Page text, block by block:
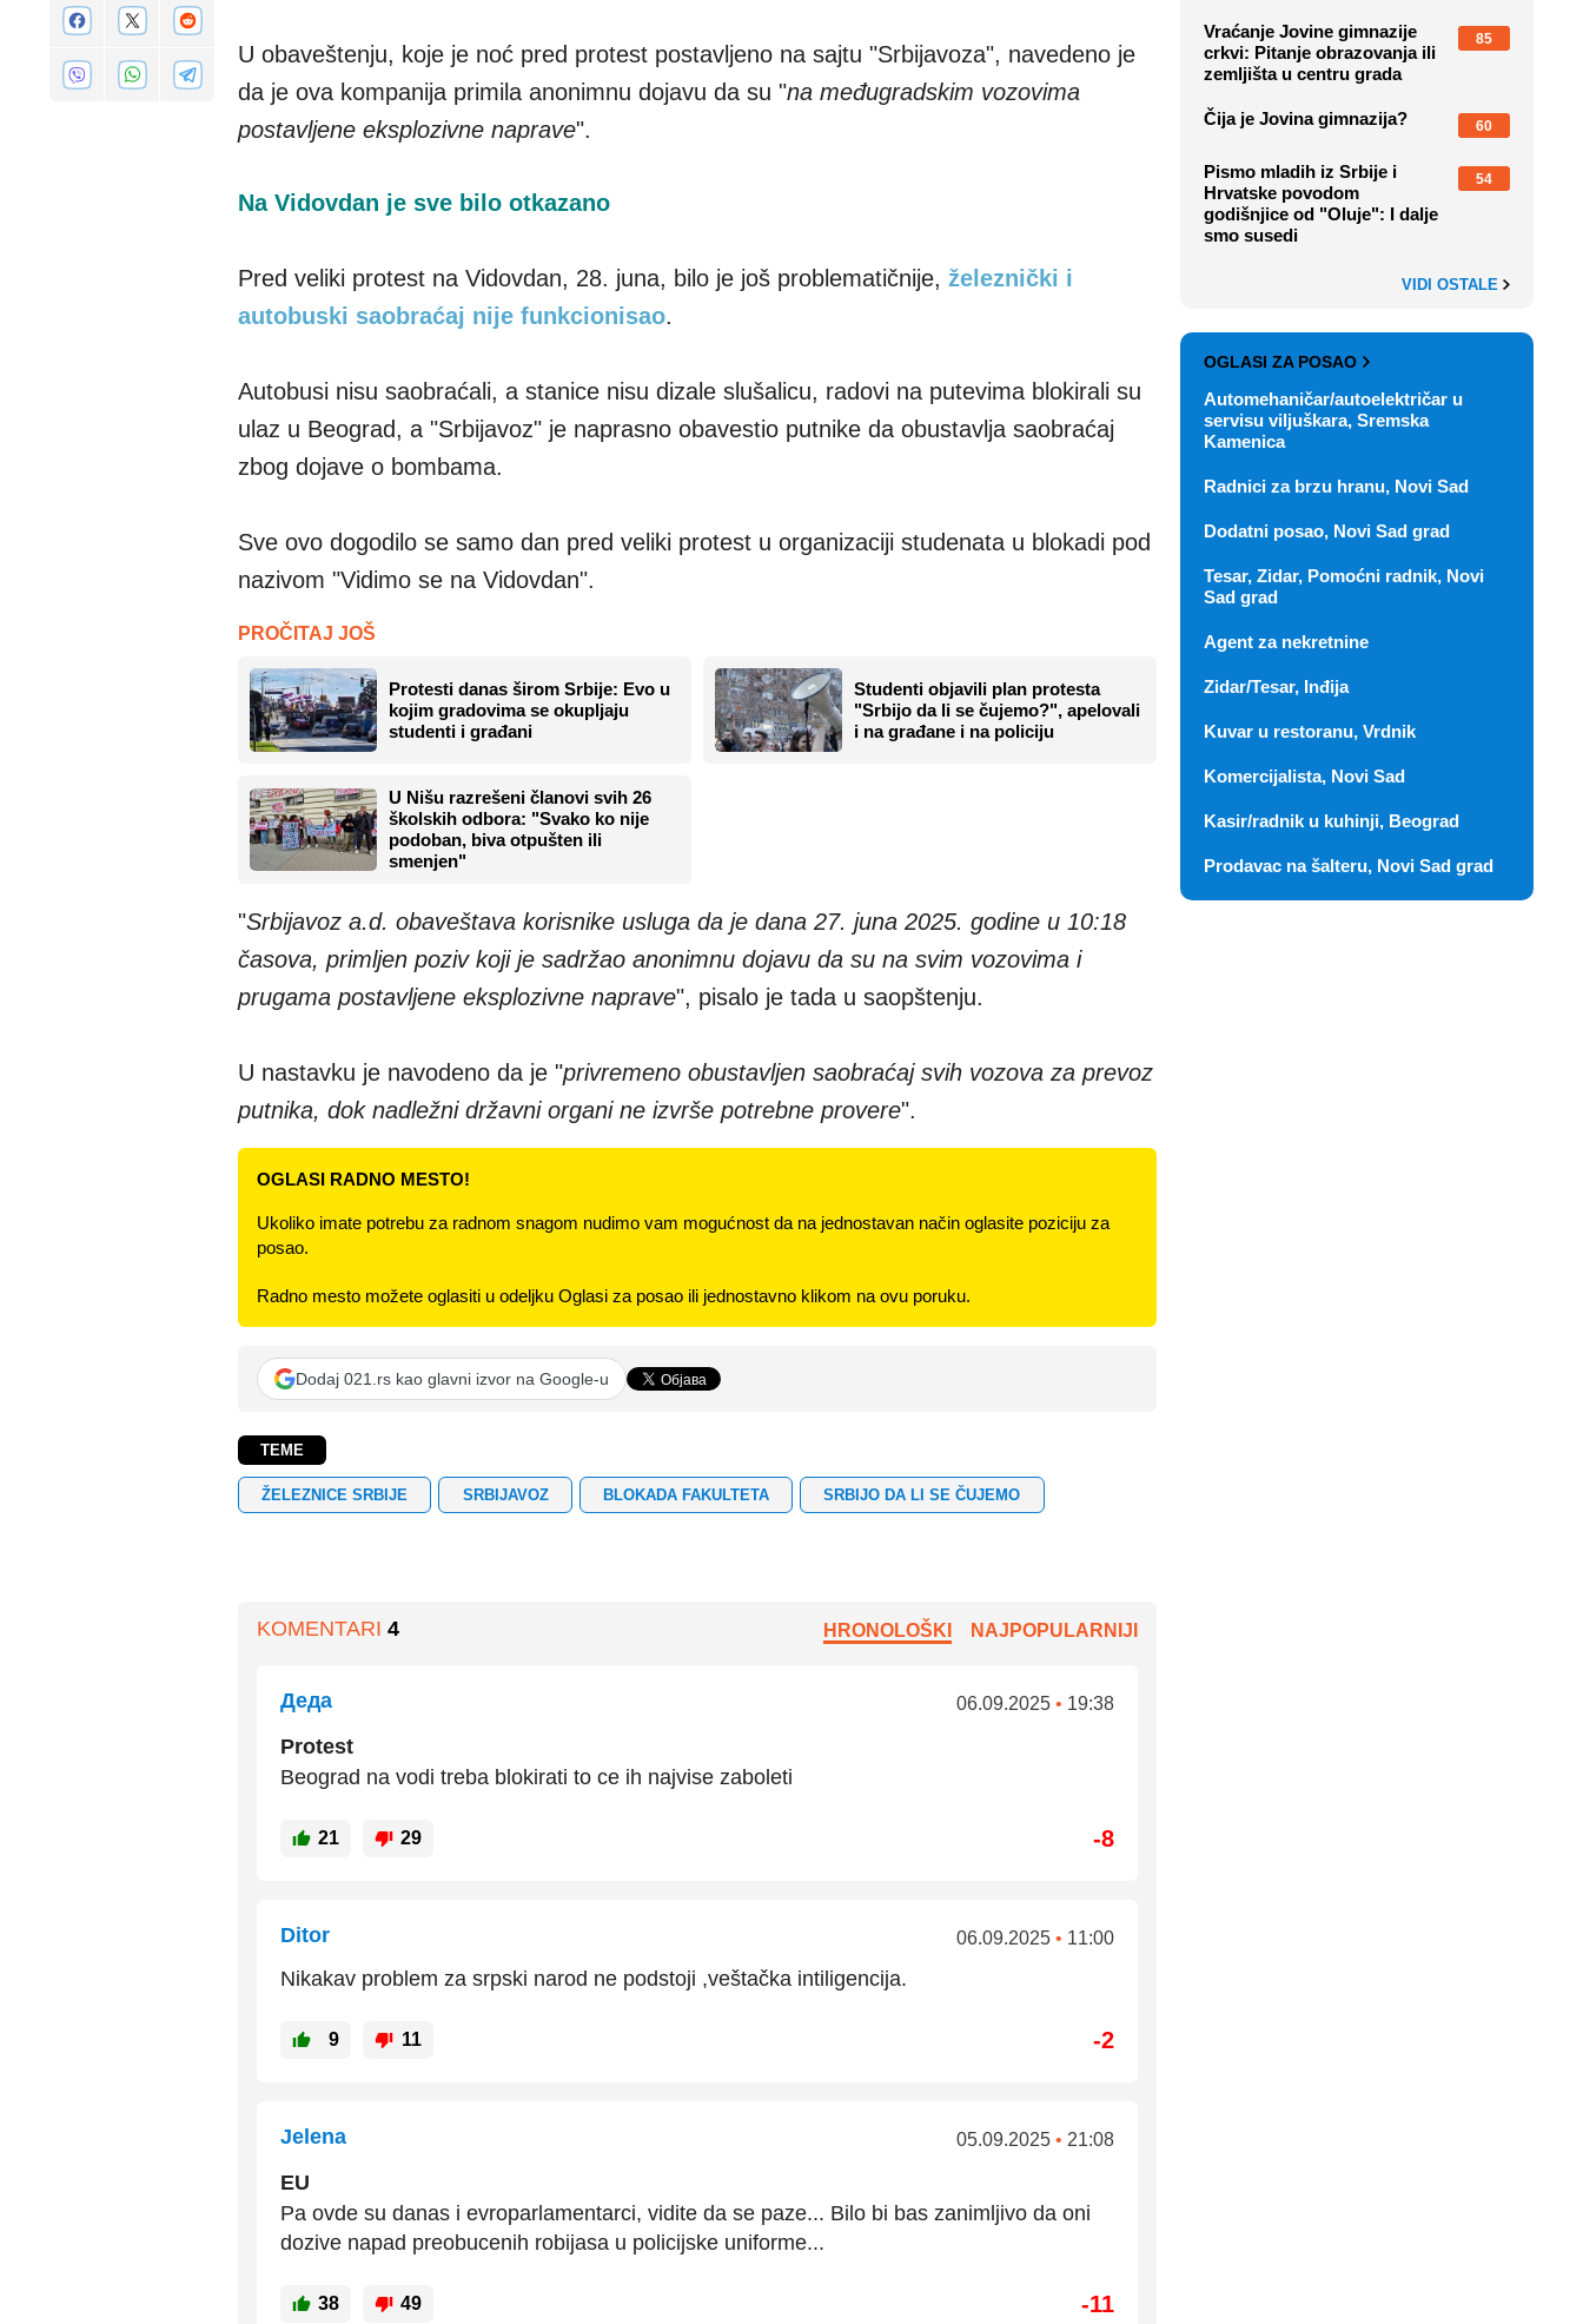
U obaveštenju, koje je noć pred protest postavljeno na sajtu "Srbijavoza", navedeno je
da je ova kompanija primila anonimnu dojavu da su "na međugradskim vozovima
postavljene eksplozivne naprave".
Na Vidovdan je sve bilo otkazano
Pred veliki protest na Vidovdan, 28. juna, bilo je još problematičnije, železnički i
autobuski saobraćaj nije funkcionisao.
Autobusi nisu saobraćali, a stanice nisu dizale slušalicu, radovi na putevima blokirali su
ulaz u Beograd, a "Srbijavoz" je naprasno obavestio putnike da obustavlja saobraćaj
zbog dojave o bombama.
Sve ovo dogodilo se samo dan pred veliki protest u organizaciji studenata u blokadi pod
nazivom "Vidimo se na Vidovdan".
PROČITAJ JOŠ
Protesti danas širom Srbije: Evo u
kojim gradovima se okupljaju
studenti i građani
Studenti objavili plan protesta
"Srbijo da li se čujemo?", apelovali
i na građane i na policiju
U Nišu razrešeni članovi svih 26
školskih odbora: "Svako ko nije
podoban, biva otpušten ili
smenjen"
"Srbijavoz a.d. obaveštava korisnike usluga da je dana 27. juna 2025. godine u 10:18
časova, primljen poziv koji je sadržao anonimnu dojavu da su na svim vozovima i
prugama postavljene eksplozivne naprave", pisalo je tada u saopštenju.
U nastavku je navodeno da je "privremeno obustavljen saobraćaj svih vozova za prevoz
putnika, dok nadležni državni organi ne izvrše potrebne provere".
OGLASI RADNO MESTO!
Ukoliko imate potrebu za radnom snagom nudimo vam mogućnost da na jednostavan način oglasite poziciju za
posao.
Radno mesto možete oglasiti u odeljku Oglasi za posao ili jednostavno klikom na ovu poruku.
Dodaj 021.rs kao glavni izvor na Google-u
TEME
ŽELEZNICE SRBIJE SRBIJAVOZ BLOKADA FAKULTETA SRBIJO DA LI SE ČUJEMO
KOMENTARI 4 HRONOLOŠKI NAJPOPULARNIJI
Деда 06.09.2025 • 19:38
Protest
Beograd na vodi treba blokirati to ce ih najvise zaboleti
21 29 -8
Ditor 06.09.2025 • 11:00
Nikakav problem za srpski narod ne podstoji ,veštačka intiligencija.
9 11 -2
Jelena 05.09.2025 • 21:08
EU
Pa ovde su danas i evroparlamentarci, vidite da se paze... Bilo bi bas zanimljivo da oni
dozive napad preobucenih robijasa u policijske uniforme...
38 49 -11
Vraćanje Jovine gimnazije
crkvi: Pitanje obrazovanja ili
zemljišta u centru grada
85
Čija je Jovina gimnazija? 60
Pismo mladih iz Srbije i
Hrvatske povodom
godišnjice od "Oluje": I dalje
smo susedi
54
VIDI OSTALE
OGLASI ZA POSAO
Automehaničar/autoelektričar u
servisu viljuškara, Sremska
Kamenica
Radnici za brzu hranu, Novi Sad
Dodatni posao, Novi Sad grad
Tesar, Zidar, Pomoćni radnik, Novi
Sad grad
Agent za nekretnine
Zidar/Tesar, Inđija
Kuvar u restoranu, Vrdnik
Komercijalista, Novi Sad
Kasir/radnik u kuhinji, Beograd
Prodavac na šalteru, Novi Sad grad